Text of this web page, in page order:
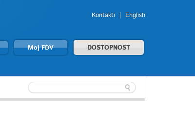
Kontakti English
Moj FDV DOSTOPNOST